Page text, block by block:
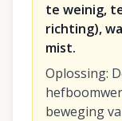
te weinig,
richting),
mist.
Oplossing:
beweging